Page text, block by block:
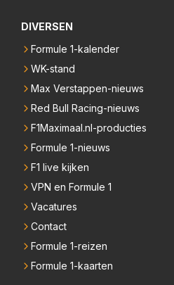
DIVERSEN
Formule 1-kalender
WK-stand
Max Verstappen-nieuws
Red Bull Racing-nieuws
F1Maximaal.nl-producties
Formule 1-nieuws
F1 live kijken
VPN en Formule 1
Vacatures
Contact
Formule 1-reizen
Formule 1-kaarten